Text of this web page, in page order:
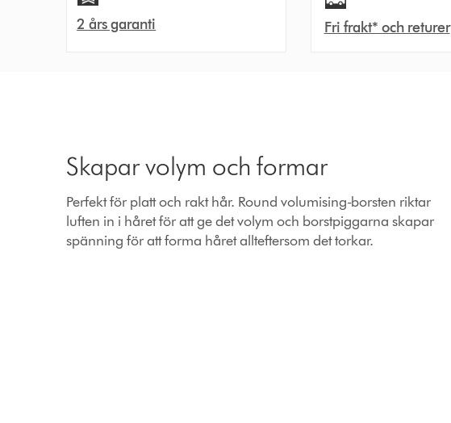
2 års garanti Fri frakt* och returer
Skapar volym och formar
Perfekt för platt och rakt hår. Round volumising-borsten riktar
luften in i håret för att ge det volym och borstpiggarna skapar
spänning för att forma håret allteftersom det torkar.